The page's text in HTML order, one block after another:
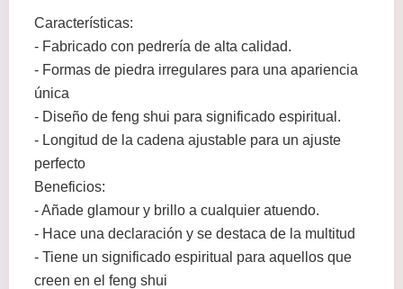
Características:
- Fabricado con pedrería de alta calidad.
- Formas de piedra irregulares para una apariencia
única
- Diseño de feng shui para significado espiritual.
- Longitud de la cadena ajustable para un ajuste
perfecto
Beneficios:
- Añade glamour y brillo a cualquier atuendo.
- Hace una declaración y se destaca de la multitud
- Tiene un significado espiritual para aquellos que
creen en el feng shui